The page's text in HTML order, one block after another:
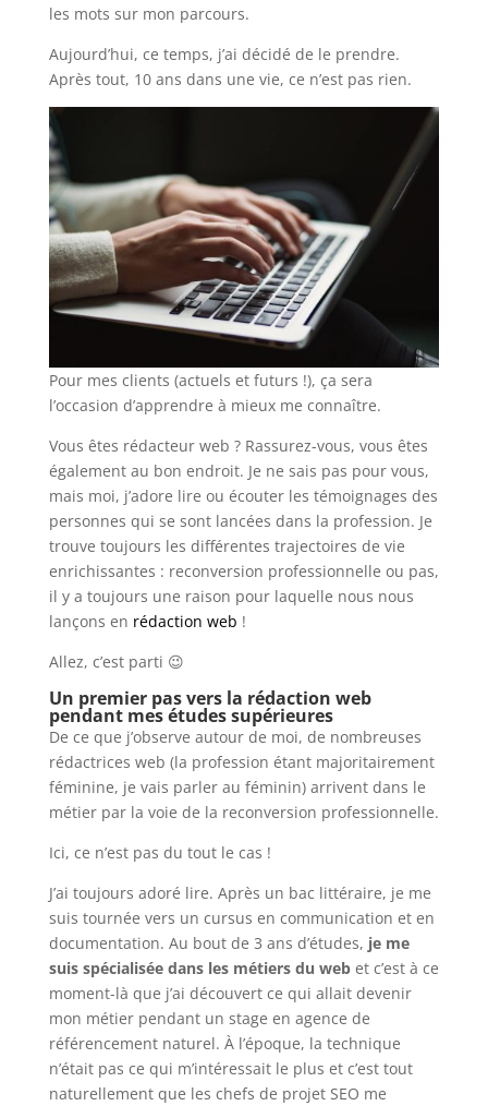
les mots sur mon parcours.
Aujourd’hui, ce temps, j’ai décidé de le prendre.
Après tout, 10 ans dans une vie, ce n’est pas rien.
Pour mes clients (actuels et futurs !), ça sera
l’occasion d’apprendre à mieux me connaître.
Vous êtes rédacteur web ? Rassurez-vous, vous êtes
également au bon endroit. Je ne sais pas pour vous,
mais moi, j’adore lire ou écouter les témoignages des
personnes qui se sont lancées dans la profession. Je
trouve toujours les différentes trajectoires de vie
enrichissantes : reconversion professionnelle ou pas,
il y a toujours une raison pour laquelle nous nous
lançons en rédaction web !
Allez, c’est parti 😉
Un premier pas vers la rédaction web
pendant mes études supérieures
De ce que j’observe autour de moi, de nombreuses
rédactrices web (la profession étant majoritairement
féminine, je vais parler au féminin) arrivent dans le
métier par la voie de la reconversion professionnelle.
Ici, ce n’est pas du tout le cas !
J’ai toujours adoré lire. Après un bac littéraire, je me
suis tournée vers un cursus en communication et en
documentation. Au bout de 3 ans d’études, je me
suis spécialisée dans les métiers du webet c’est à ce
moment-là que j’ai découvert ce qui allait devenir
mon métier pendant un stage en agence de
référencement naturel. À l’époque, la technique
n’était pas ce qui m’intéressait le plus et c’est tout
naturellement que les chefs de projet SEO me